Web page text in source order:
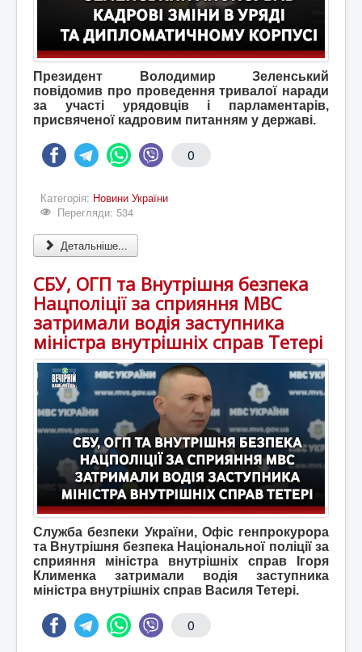
Президент Володимир Зеленський
повідомив про проведення тривалої наради
за участі урядовців і парламентарів,
присвяченої кадровим питанням у державі.
0
Категорія: Новини України
Перегляди: 534
Детальніше...
СБУ, ОГП та Внутрішня безпека
Нацполіції за сприяння МВС
затримали водія заступника
міністра внутрішніх справ Тетері
Служба безпеки України, Офіс генпрокурора
та Внутрішня безпека Національної поліції за
сприяння міністра внутрішніх справ Ігоря
Клименка затримали водія заступника
міністра внутрішніх справ Василя Тетері.
0